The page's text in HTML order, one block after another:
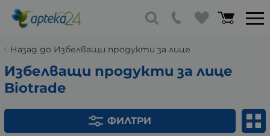
Назад до Избелващи продукти за лице
Избелващи продукти за лице
Biotrade
ФИЛТРИ